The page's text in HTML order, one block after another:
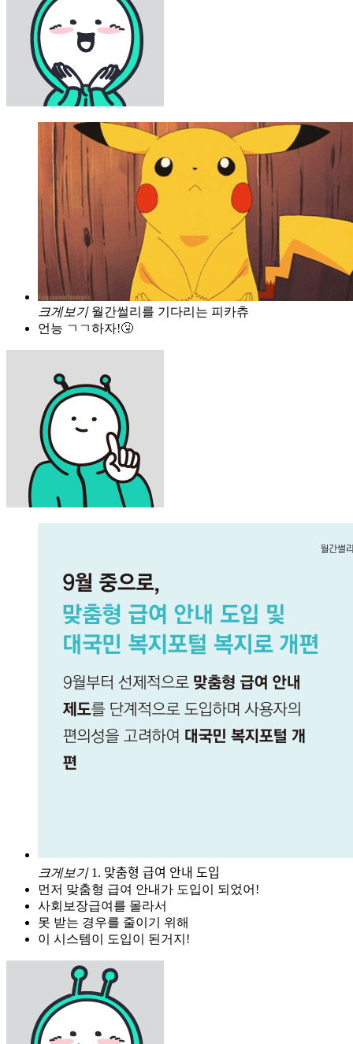
크게보기 월간썰리를 기다리는 피카츄
언능 ㄱㄱ하자!🤧
크게보기 1. 맞춤형 급여 안내 도입
먼저 맞춤형 급여 안내가 도입이 되었어!
사회보장급여를 몰라서
못 받는 경우를 줄이기 위해
이 시스템이 도입이 된거지!